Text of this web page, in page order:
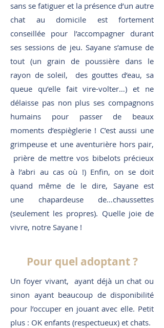
sans se fatiguer et la présence d’un autre
chat au domicile est fortement
conseillée pour l’accompagner durant
ses sessions de jeu. Sayane s’amuse de
tout (un grain de poussière dans le
rayon de soleil, des gouttes d’eau, sa
queue qu’elle fait vire-volter…) et ne
délaisse pas non plus ses compagnons
humains pour passer de beaux
moments d’espièglerie ! C’est aussi une
grimpeuse et une aventurière hors pair,
prière de mettre vos bibelots précieux
à l’abri au cas où !) Enfin, on se doit
quand même de le dire, Sayane est
une chapardeuse de…chaussettes
(seulement les propres). Quelle joie de
vivre, notre Sayane !
Pour quel adoptant ?
Un foyer vivant, ayant déjà un chat ou
sinon ayant beaucoup de disponibilité
pour l’occuper en jouant avec elle. Petit
plus : OK enfants (respectueux) et chats.